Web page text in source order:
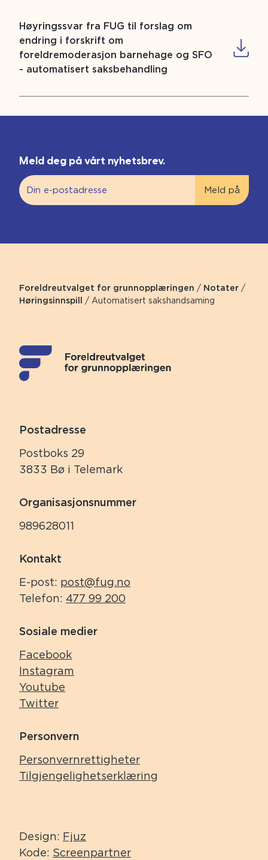
Høyringssvar fra FUG til forslag om
endring i forskrift om
foreldremoderasjon barnehage og SFO
- automatisert saksbehandling
Meld deg på vårt nyhetsbrev.
Foreldreutvalget for grunnopplæringen / Notater /
Høringsinnspill
/ Automatisert sakshandsaming
Postadresse
Postboks 29
3833 Bø i Telemark
Organisasjonsnummer
989628011
Kontakt
E-post: post@fug.no
Telefon: 477 99 200
Sosiale medier
Facebook
Instagram
Youtube
Twitter
Personvern
Personvernrettigheter
Tilgjengelighetserklæring
Design: Fjuz
Kode: Screenpartner